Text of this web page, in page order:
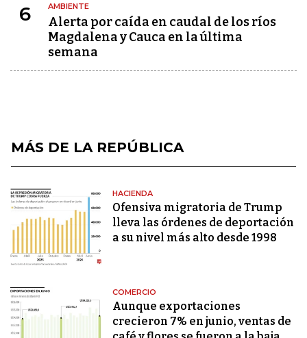
6 AMBIENTE
Alerta por caída en caudal de los ríos
Magdalena y Cauca en la última
semana
MÁS DE LA REPÚBLICA
HACIENDA
Ofensiva migratoria de Trump
lleva las órdenes de deportación
a su nivel más alto desde 1998
COMERCIO
Aunque exportaciones
crecieron 7% en junio, ventas de